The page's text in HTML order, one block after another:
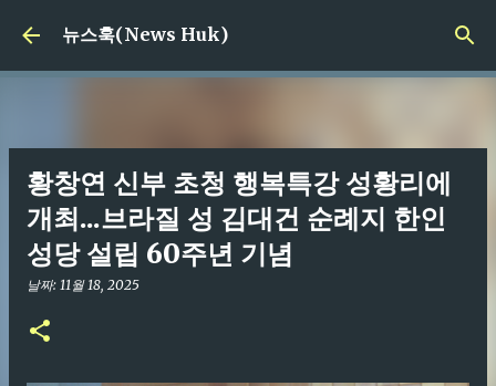
기본 콘텐츠로 건너뛰기
뉴스훅(News Huk)
황창연 신부 초청 행복특강 성황리에
개최...브라질 성 김대건 순례지 한인
성당 설립 60주년 기념
날짜: 11월 18, 2025